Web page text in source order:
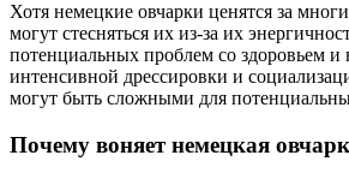
Хотя немецкие овчарки ценятся за
могут стесняться их из-за их
потенциальных проблем со здоровьем и
интенсивной дрессировки и
могут быть сложными для
Почему воняет немецкая